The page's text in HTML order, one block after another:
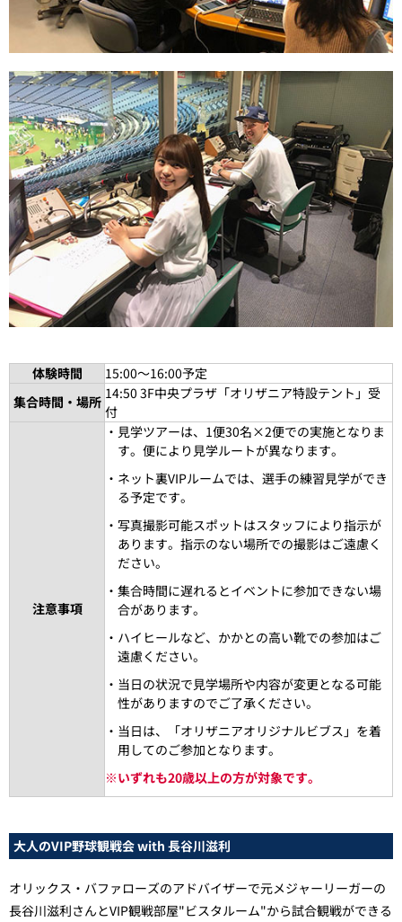
体験時間
15:00～16:00予定
集合時間・場所 14:50 3F中央プラザ「オリザニア特設テント」受
付
注意事項
・見学ツアーは、1便30名×2便での実施となりま
す。便により見学ルートが異なります。
・ネット裏VIPルームでは、選手の練習見学ができ
る予定です。
・写真撮影可能スポットはスタッフにより指示が
あります。指示のない場所での撮影はご遠慮く
ださい。
・集合時間に遅れるとイベントに参加できない場
合があります。
・ハイヒールなど、かかとの高い靴での参加はご
遠慮ください。
・当日の状況で見学場所や内容が変更となる可能
性がありますのでご了承ください。
・当日は、「オリザニアオリジナルビブス」を着
用してのご参加となります。
※いずれも20歳以上の方が対象です。
大人のVIP野球観戦会 with 長谷川滋利
オリックス・バファローズのアドバイザーで元メジャーリーガーの
長谷川滋利さんとVIP観戦部屋"ビスタルーム"から試合観戦ができる